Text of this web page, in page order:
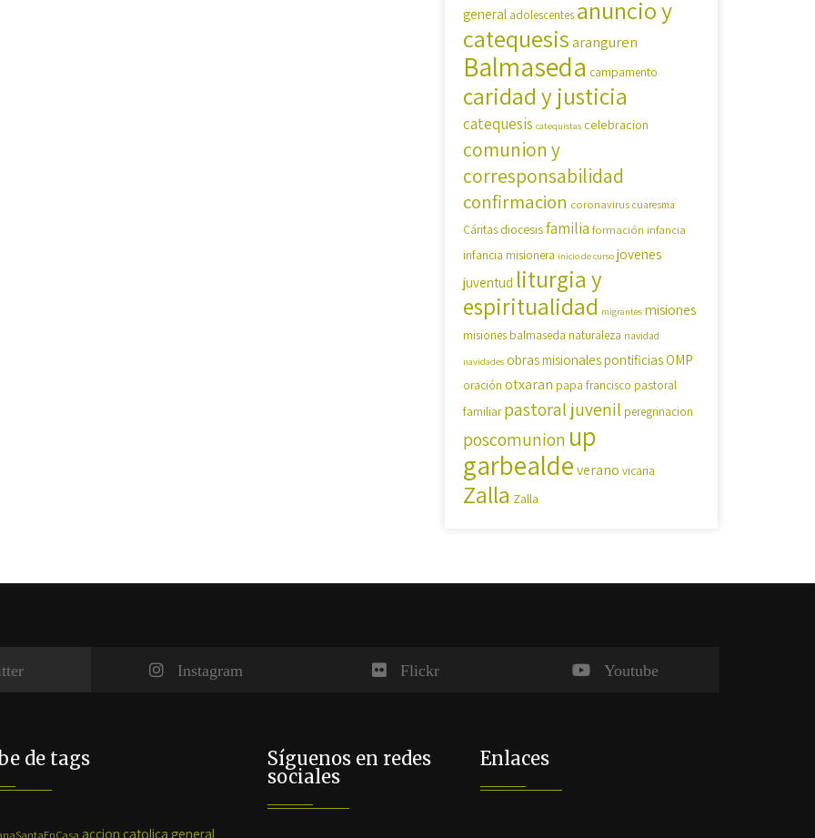
general adolescentes anuncio y
catequesisaranguren
Balmaseda campamento
caridad y justicia
catequesis catequistas celebracion
comunion y
corresponsabilidad
confirmacion coronavirus cuaresma
Cáritas diocesisfamilia formación infancia
infancia misionera inicio de curso jovenes
juventud liturgia y
espiritualidad migrantes misiones
misiones balmaseda naturaleza navidad
navidades obras misionales pontificiasOMP
oración otxaran papa francisco pastoral
familiar pastoral juvenil peregrinacion
poscomunion up
garbealdeverano vicaria
Zalla Zalla
Instagram Flickr Youtube
de tags
accion catolica general
Síguenos en redes
sociales
Enlaces